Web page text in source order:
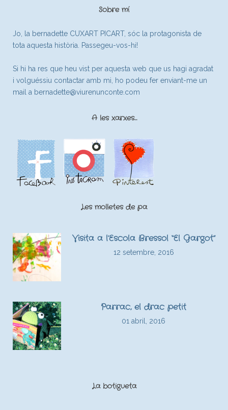
Sobre mí
Jo, la bernadette CUXART PICART, sóc la protagonista de
tota aquesta història. Passegeu-vos-hi!
Si hi ha res que heu vist per aquesta web que us hagi agradat
i volguéssiu contactar amb mi, ho podeu fer enviant-me un
mail a bernadette@viurenunconte.com
A les xarxes…
Les molletes de pa
Visita a l’Escola Bressol “El Gargot”
12 setembre, 2016
Parrac, el drac petit
01 abril, 2016
La botigueta